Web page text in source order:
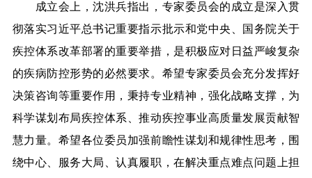
成立会上，沈洪兵指出，专家委员会的成立是深入贯
彻落实习近平总书记重要指示批示和党中央、国务院关于
疾控体系改革部署的重要举措，是积极应对日益严峻复杂
的疾病防控形势的必然要求。希望专家委员会充分发挥好
决策咨询等重要作用，秉持专业精神，强化战略支撑，为
科学谋划布局疾控体系、推动疾控事业高质量发展贡献智
慧力量。希望各位委员加强前瞻性谋划和规律性思考，围
绕中心、服务大局、认真履职，在解决重点难点问题上担